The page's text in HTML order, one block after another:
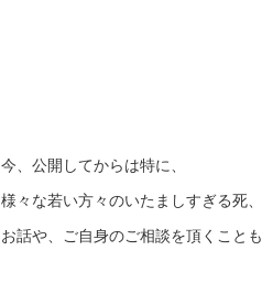
今、公開してからは特に、
様々な若い方々のいたましすぎる死、
お話や、ご自身のご相談を頂くことも